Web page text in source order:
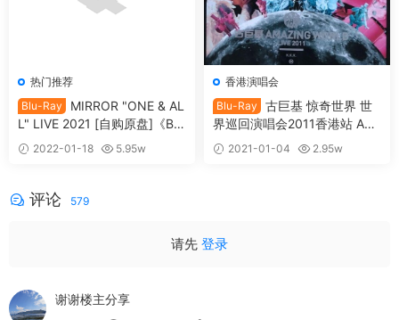
热门推荐
Blu-Ray
MIRROR "ONE & AL
L" LIVE 2021 [自购原盘]《BD
MV 2BD 54.1G》
2022-01-18
5.95w
香港演唱会
Blu-Ray
古巨基 惊奇世界 世
界巡回演唱会2011香港站 Am
azing World Live 2011 Karao
ke [BDMV 42.1GB]
2021-01-04
2.95w
评论 579
请先 登录
谢谢楼主分享